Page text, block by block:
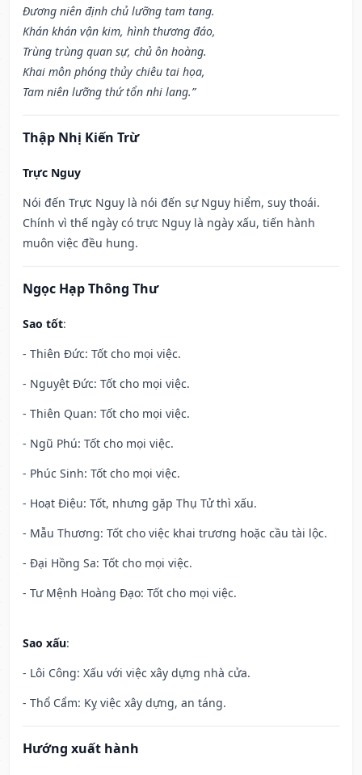
Đương niên định chủ lưỡng tam tang.
Khán khán vận kim, hình thương đáo,
Trùng trùng quan sự, chủ ôn hoàng.
Khai môn phóng thủy chiêu tai họa,
Tam niên lưỡng thứ tổn nhi lang.”
Thập Nhị Kiến Trừ
Trực Nguy
Nói đến Trực Nguy là nói đến sự Nguy hiểm, suy thoái.
Chính vì thế ngày có trực Nguy là ngày xấu, tiến hành
muôn việc đều hung.
Ngọc Hạp Thông Thư
Sao tốt:
- Thiên Đức: Tốt cho mọi việc.
- Nguyệt Đức: Tốt cho mọi việc.
- Thiên Quan: Tốt cho mọi việc.
- Ngũ Phú: Tốt cho mọi việc.
- Phúc Sinh: Tốt cho mọi việc.
- Hoạt Điệu: Tốt, nhưng gặp Thụ Tử thì xấu.
- Mẫu Thương: Tốt cho việc khai trương hoặc cầu tài lộc.
- Đại Hồng Sa: Tốt cho mọi việc.
- Tư Mệnh Hoàng Đạo: Tốt cho mọi việc.
Sao xấu:
- Lôi Công: Xấu với việc xây dựng nhà cửa.
- Thổ Cẩm: Kỵ việc xây dựng, an táng.
Hướng xuất hành